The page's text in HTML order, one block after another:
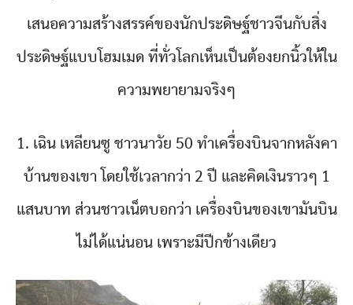
เสนอความสร้างสรรค์ของนักประดิษฐ์ชาวจีนกับสิ่ง
ประดิษฐ์แบบโฮมเมด ที่ทั่วโลกเห็นเป็นต้องยกนิ้วให้ใน
ความพยายามจริงๆ
1. เฉิน เหลียนซู ชาวนาวัย 50 ทำเครื่องบินจากหลังคา
บ้านของเขา โดยใช้เวลากว่า 2 ปี และคิดเงินราวๆ 1
แสนบาท ส่วนชาวเน็ตบอกว่า เครื่องบินของเขามันบิน
ไม่ได้แน่นอน เพราะมีปีกข้างเดียว